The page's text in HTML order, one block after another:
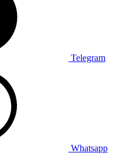
Telegram
Whatsapp